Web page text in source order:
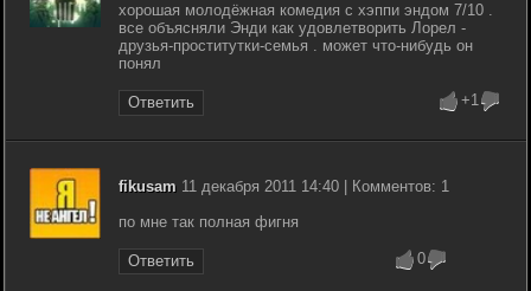
хорошая молодёжная комедия с хэппи эндом 7/10 .
все объясняли Энди как удовлетворить Лорел -
друзья-проститутки-семья . может что-нибудь он
понял
Ответить +1
fikusam 11 декабря 2011 14:40 | Комментов: 1
по мне так полная фигня
Ответить 0